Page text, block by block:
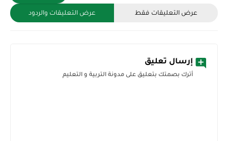
عرض التعليقات فقط عرض التعليقات والردود
إرسال تعليق
أترك بصمتك بتعليق على مدونة التربية و التعليم